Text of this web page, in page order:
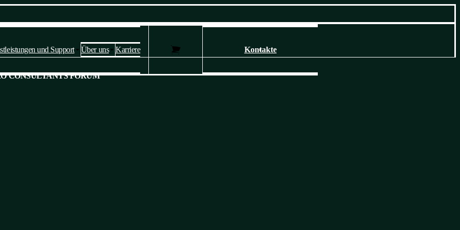
und Support Über uns Karriere Kontakte
CONSULTANTS FORUM
Datenschutzeinstellungen und
Cookies 🍪